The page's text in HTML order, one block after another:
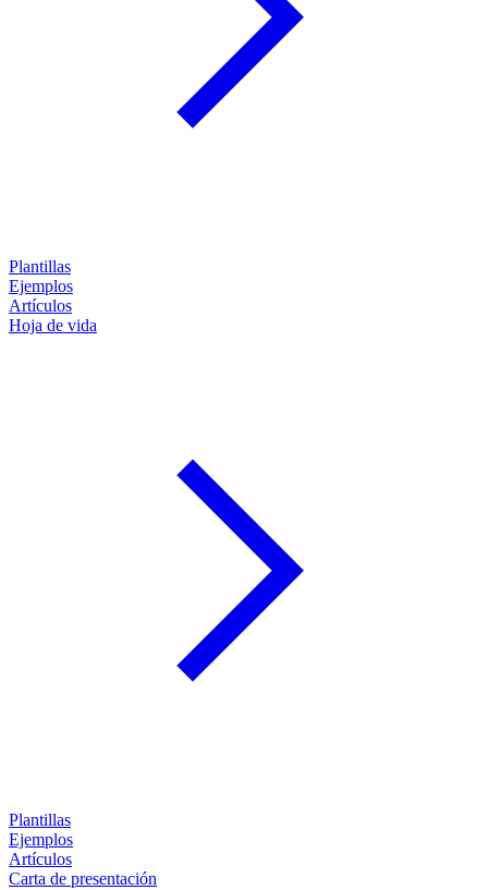
Plantillas
Ejemplos
Artículos
Hoja de vida
Plantillas
Ejemplos
Artículos
Carta de presentación